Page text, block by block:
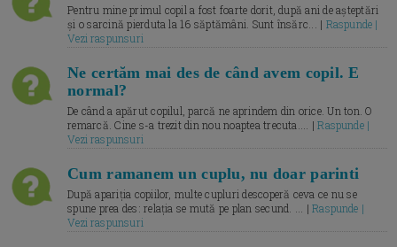
Pentru mine primul copil a fost foarte dorit, după ani de așteptări
și o sarcină pierduta la 16 săptămâni. Sunt însărc... | Raspunde |
Vezi raspunsuri
Ne certăm mai des de când avem copil. E
normal?
De când a apărut copilul, parcă ne aprindem din orice. Un ton. O
remarcă. Cine s-a trezit din nou noaptea trecuta.... |Raspunde |
Vezi raspunsuri
Cum ramanem un cuplu, nu doar parinti
După apariția copiilor, multe cupluri descoperă ceva ce nu se
spune prea des: relația se mută pe plan secund. ... |Raspunde |
Vezi raspunsuri